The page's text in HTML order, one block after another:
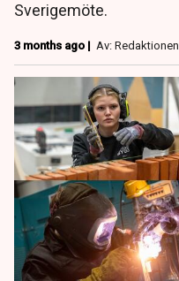
Sverigemöte.
3 months ago | Av: Redaktionen